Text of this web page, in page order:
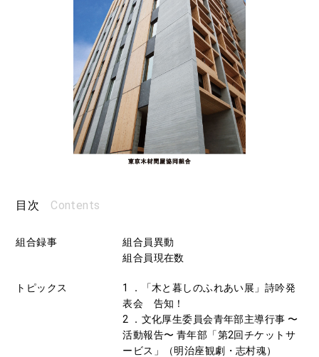
目次 Contents
組合録事
組合員異動
組合員現在数
トピックス
1 ．「木と暮しのふれあい展」詩吟発
表会 告知！
2 ．文化厚生委員会青年部主導行事 〜
活動報告〜 青年部「第2回チケットサ
ービス」（明治座観劇・志村魂）